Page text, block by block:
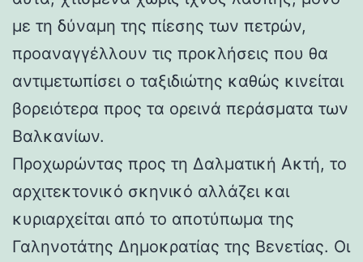
με τη δύναμη της πίεσης των πετρών,
προαναγγέλλουν τις προκλήσεις που θα
αντιμετωπίσει ο ταξιδιώτης καθώς κινείται
βορειότερα προς τα ορεινά περάσματα των
Βαλκανίων.
Προχωρώντας προς τη Δαλματική Ακτή, το
αρχιτεκτονικό σκηνικό αλλάζει και
κυριαρχείται από το αποτύπωμα της
Γαληνοτάτης Δημοκρατίας της Βενετίας. Οι